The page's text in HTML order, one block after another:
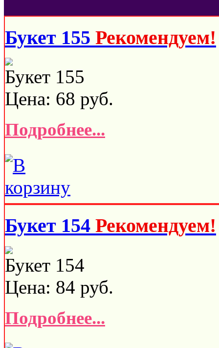
Букет 155 Рекомендуем!
Букет 155
Цена: 68 руб.
Подробнее...
Букет 154 Рекомендуем!
Букет 154
Цена: 84 руб.
Подробнее...